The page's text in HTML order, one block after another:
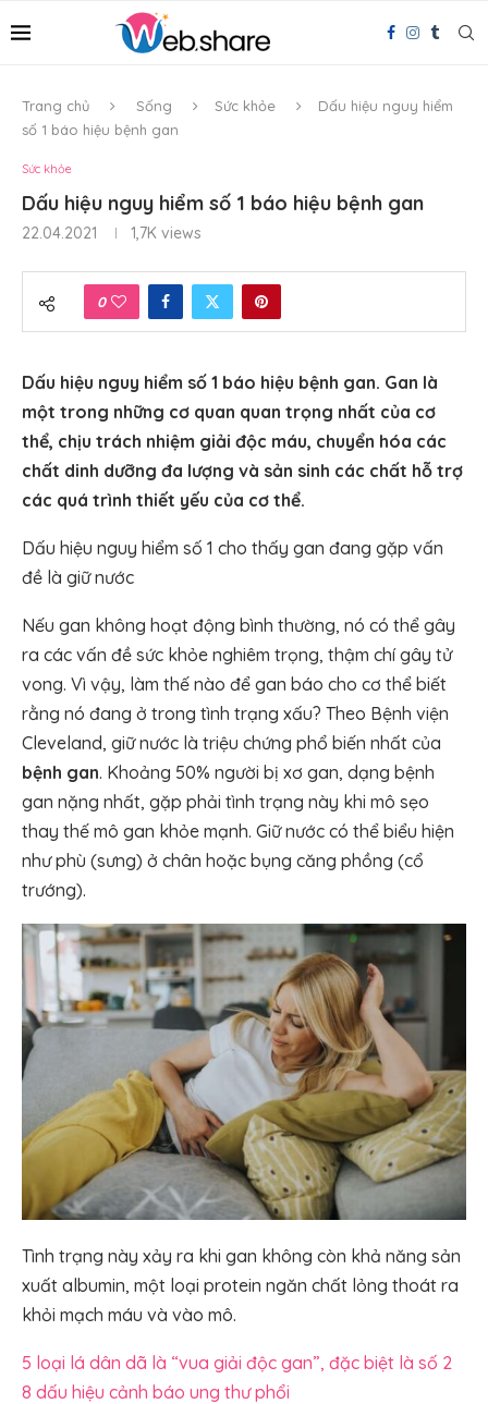
Trang chủ Sống Sức khỏe
Dấu hiệu nguy hiểm
số 1 báo hiệu bệnh gan
Sức khỏe
Dấu hiệu nguy hiểm số 1 báo hiệu bệnh gan
22.04.2021 1,7K views
0
Dấu hiệu nguy hiểm số 1 báo hiệu bệnh gan. Gan là
một trong những cơ quan quan trọng nhất của cơ
thể, chịu trách nhiệm giải độc máu, chuyển hóa các
chất dinh dưỡng đa lượng và sản sinh các chất hỗ trợ
các quá trình thiết yếu của cơ thể.
Dấu hiệu nguy hiểm số 1 cho thấy gan đang gặp vấn
đề là giữ nước
Nếu gan không hoạt động bình thường, nó có thể gây
ra các vấn đề sức khỏe nghiêm trọng, thậm chí gây tử
vong. Vì vậy, làm thế nào để gan báo cho cơ thể biết
rằng nó đang ở trong tình trạng xấu? Theo Bệnh viện
Cleveland, giữ nước là triệu chứng phổ biến nhất của
bệnh gan. Khoảng 50% người bị xơ gan, dạng bệnh
gan nặng nhất, gặp phải tình trạng này khi mô sẹo
thay thế mô gan khỏe mạnh. Giữ nước có thể biểu hiện
như phù (sưng) ở chân hoặc bụng căng phồng (cổ
trướng).
Tình trạng này xảy ra khi gan không còn khả năng sản
xuất albumin, một loại protein ngăn chất lỏng thoát ra
khỏi mạch máu và vào mô.
5 loại lá dân dã là “vua giải độc gan”, đặc biệt là số 2
8 dấu hiệu cảnh báo ung thư phổi